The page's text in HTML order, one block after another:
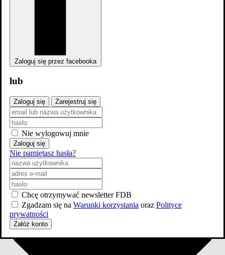
6.1
2024
Ratchet i Clank
Zaloguj się przez facebooka
lub
Zaloguj się Zarejestruj się
Nie wylogowuj mnie
Zaloguj się
Nie pamiętasz hasła?
Chcę otrzymywać newsletter FDB
Zgadzam się na Warunki korzystania oraz Polityce
prywatności
Załóż konto